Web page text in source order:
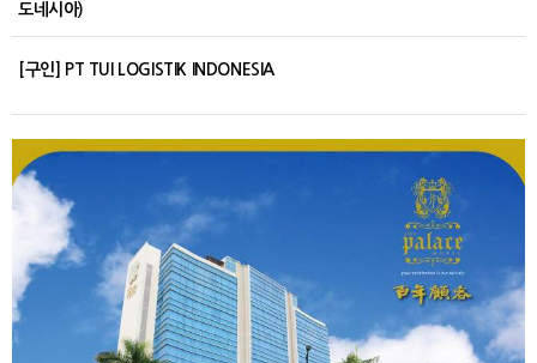
도네시아)
[구인] PT TUI LOGISTIK INDONESIA